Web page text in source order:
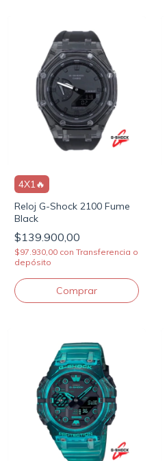
4X1🔥
Reloj G-Shock 2100 Fume
Black
$139.900,00
$97.930,00 con Transferencia o
depósito